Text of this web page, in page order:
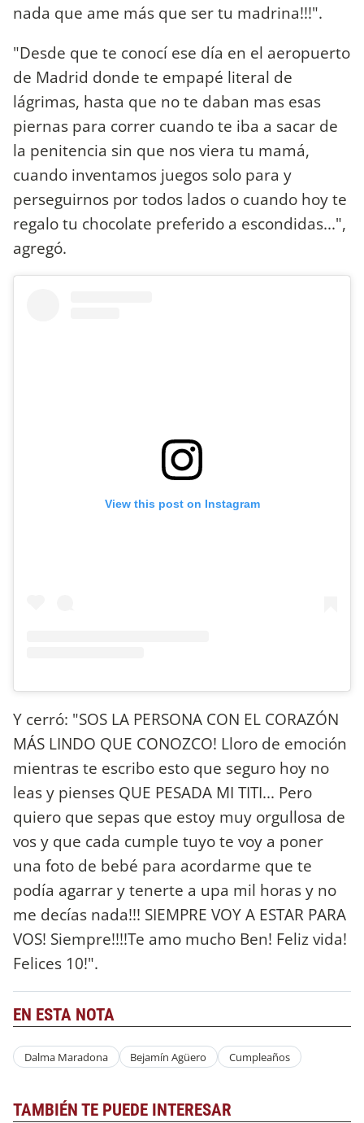
nada que ame más que ser tu madrina!!!".
"Desde que te conocí ese día en el aeropuerto
de Madrid donde te empapé literal de
lágrimas, hasta que no te daban mas esas
piernas para correr cuando te iba a sacar de
la penitencia sin que nos viera tu mamá,
cuando inventamos juegos solo para y
perseguirnos por todos lados o cuando hoy te
regalo tu chocolate preferido a escondidas...",
agregó.
View this post on Instagram
Y cerró: "SOS LA PERSONA CON EL CORAZÓN
MÁS LINDO QUE CONOZCO! Lloro de emoción
mientras te escribo esto que seguro hoy no
leas y pienses QUE PESADA MI TITI... Pero
quiero que sepas que estoy muy orgullosa de
vos y que cada cumple tuyo te voy a poner
una foto de bebé para acordarme que te
podía agarrar y tenerte a upa mil horas y no
me decías nada!!! SIEMPRE VOY A ESTAR PARA
VOS! Siempre!!!!Te amo mucho Ben! Feliz vida!
Felices 10!".
EN ESTA NOTA
Dalma Maradona Bejamín Agüero Cumpleaños
TAMBIÉN TE PUEDE INTERESAR